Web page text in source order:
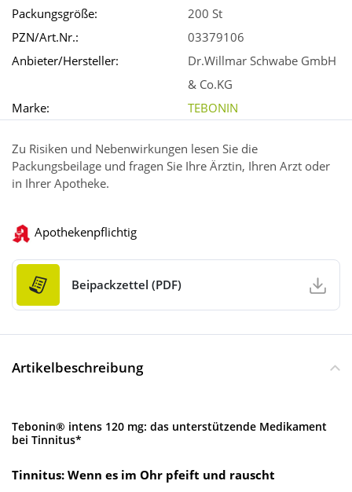
Packungsgröße:
200 St
PZN/Art.Nr.:
03379106
Anbieter/Hersteller:
Dr.Willmar Schwabe GmbH
& Co.KG
Marke:
TEBONIN
Zu Risiken und Nebenwirkungen lesen Sie die
Packungsbeilage und fragen Sie Ihre Ärztin, Ihren Arzt oder
in Ihrer Apotheke.
Apothekenpflichtig
Beipackzettel (PDF)
Artikelbeschreibung
Tebonin® intens 120 mg: das unterstützende Medikament
bei Tinnitus*
Tinnitus: Wenn es im Ohr pfeift und rauscht